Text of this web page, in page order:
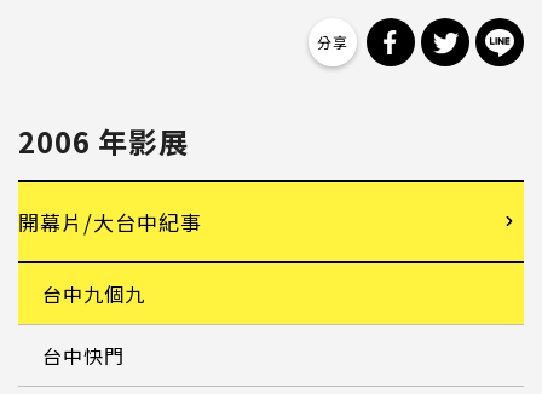
分享到分享到
2006 年影展
開幕片/大台中紀事
台中九個九
台中快門